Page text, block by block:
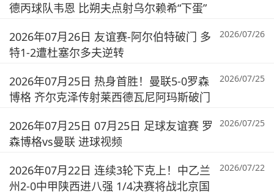
德丙球队韦恩 比朔夫点射乌尔赖希“下蛋”
2026年07月26日 友谊赛-阿尔伯特破门 多
特1-2遭杜塞尔多夫逆转
2026/07/26
2026年07月25日 热身首胜！曼联5-0罗森
博格 齐尔克泽传射莱西德瓦尼阿玛斯破门
2026/07/25
2026年07月25日 07月25日 足球友谊赛 罗
森博格vs曼联 进球视频
2026/07/25
2026年07月22日 连续3轮下克上！中乙兰
州2-0中甲陕西进八强 1/4决赛将战北京国
2026/07/22